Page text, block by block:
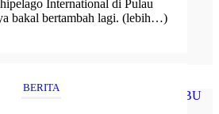
International di Pulau
bakal bertambah lagi. (lebih…)
BERITA